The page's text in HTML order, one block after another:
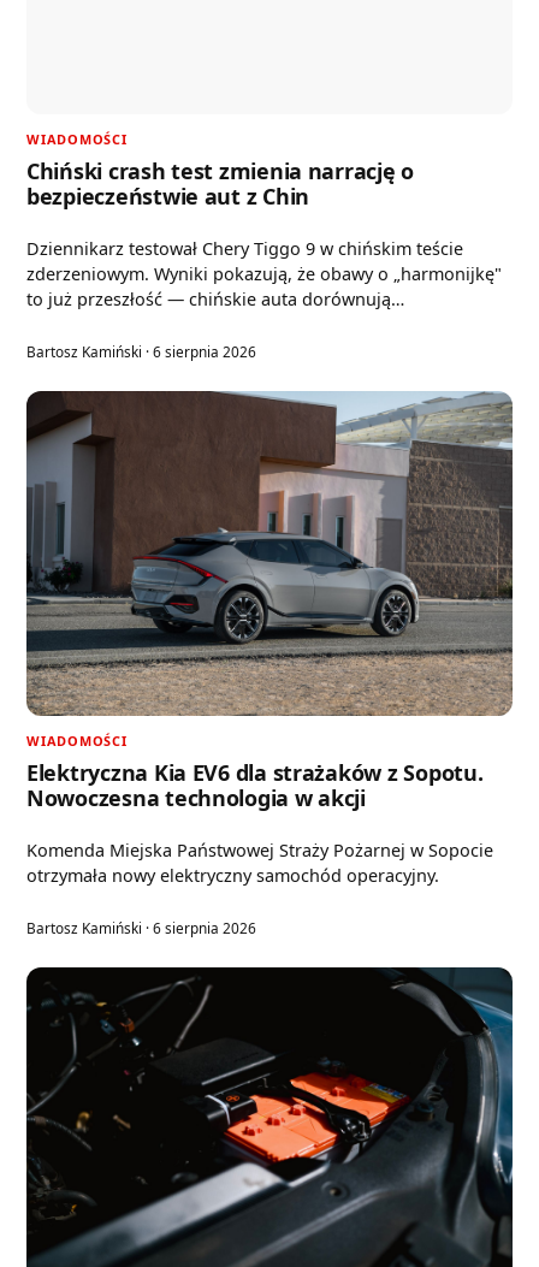
WIADOMOŚCI
Chiński crash test zmienia narrację o
bezpieczeństwie aut z Chin
Dziennikarz testował Chery Tiggo 9 w chińskim teście
zderzeniowym. Wyniki pokazują, że obawy o „harmonijkę"
to już przeszłość — chińskie auta dorównują…
Bartosz Kamiński · 6 sierpnia 2026
WIADOMOŚCI
Elektryczna Kia EV6 dla strażaków z Sopotu.
Nowoczesna technologia w akcji
Komenda Miejska Państwowej Straży Pożarnej w Sopocie
otrzymała nowy elektryczny samochód operacyjny.
Bartosz Kamiński · 6 sierpnia 2026